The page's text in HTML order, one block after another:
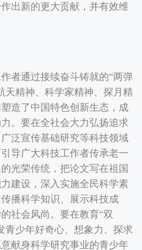
出新的更大贡献，并有效维
者通过接续奋斗铸就的“两弹
天精神、科学家精神、探月精
造了中国特色创新生态，成
。要在全社会大力弘扬追求
泛宣传基础研究等科技领域
导广大科技工作者传承老一
光荣传统，把论文写在祖国
建设，深入实施全民科学素
播科学知识、展示科技成
社会风尚。要在教育“双
青少年好奇心、想象力、探求
献身科学研究事业的青少年